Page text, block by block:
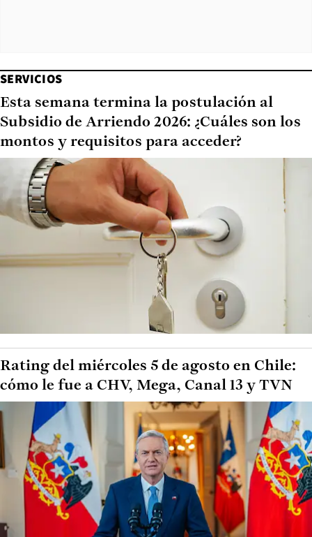
SERVICIOS
Esta semana termina la postulación al
Subsidio de Arriendo 2026: ¿Cuáles son los
montos y requisitos para acceder?
Rating del miércoles 5 de agosto en Chile:
cómo le fue a CHV, Mega, Canal 13 y TVN